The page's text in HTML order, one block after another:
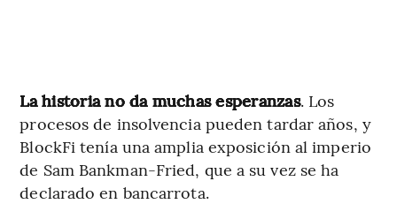
La historia no da muchas esperanzas. Los
procesos de insolvencia pueden tardar años, y
BlockFi tenía una amplia exposición al imperio
de Sam Bankman-Fried, que a su vez se ha
declarado en bancarrota.